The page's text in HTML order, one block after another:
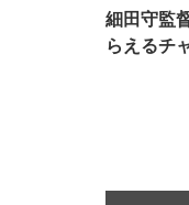
細田守監
らえるチ